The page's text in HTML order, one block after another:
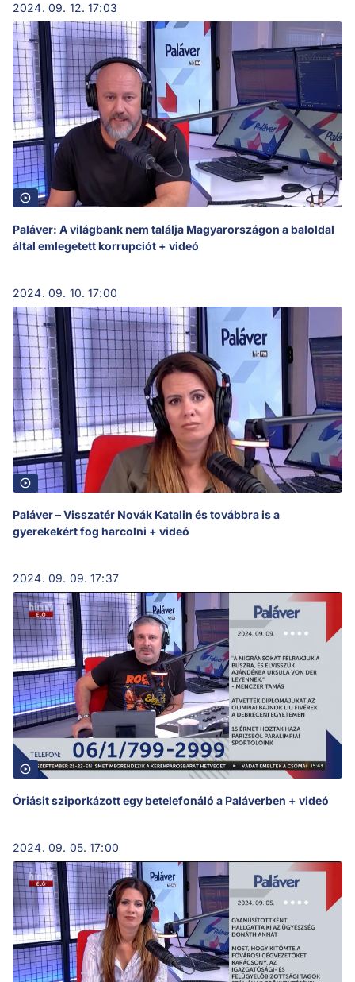
2024. 09. 12. 17:03
Paláver: A világbank nem találja Magyarországon a baloldal
által emlegetett korrupciót + videó
2024. 09. 10. 17:00
Paláver – Visszatér Novák Katalin és továbbra is a
gyerekekért fog harcolni + videó
2024. 09. 09. 17:37
Óriásit sziporkázott egy betelefonáló a Paláverben + videó
2024. 09. 05. 17:00